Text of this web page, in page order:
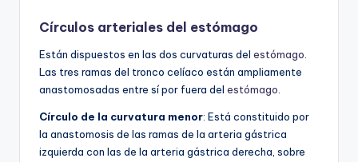
Círculos arteriales del estómago
Están dispuestos en las dos curvaturas del estómago
Las tres ramas del tronco celíaco están ampliamente
anastomosadas entre sí por fuera del estómago
Círculo de la curvatura menor: Está constituido por
la anastomosis de las ramas de la arteria gástrica
izquierda con las de la arteria gástrica derecha, sobre